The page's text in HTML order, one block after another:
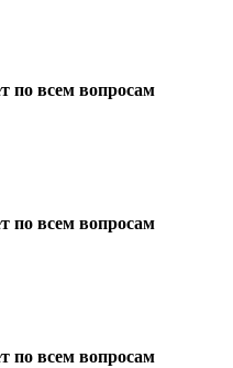
по всем вопросам
по всем вопросам
по всем вопросам